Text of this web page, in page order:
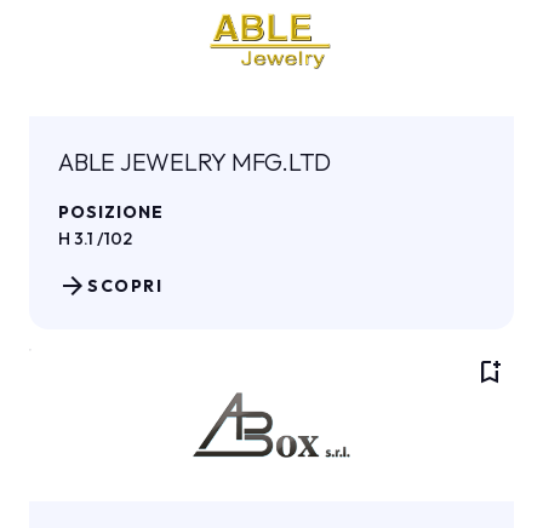
ABLE JEWELRY MFG.LTD
POSIZIONE
H 3.1 /102
SCOPRI
arrow_forward
bookmark_add